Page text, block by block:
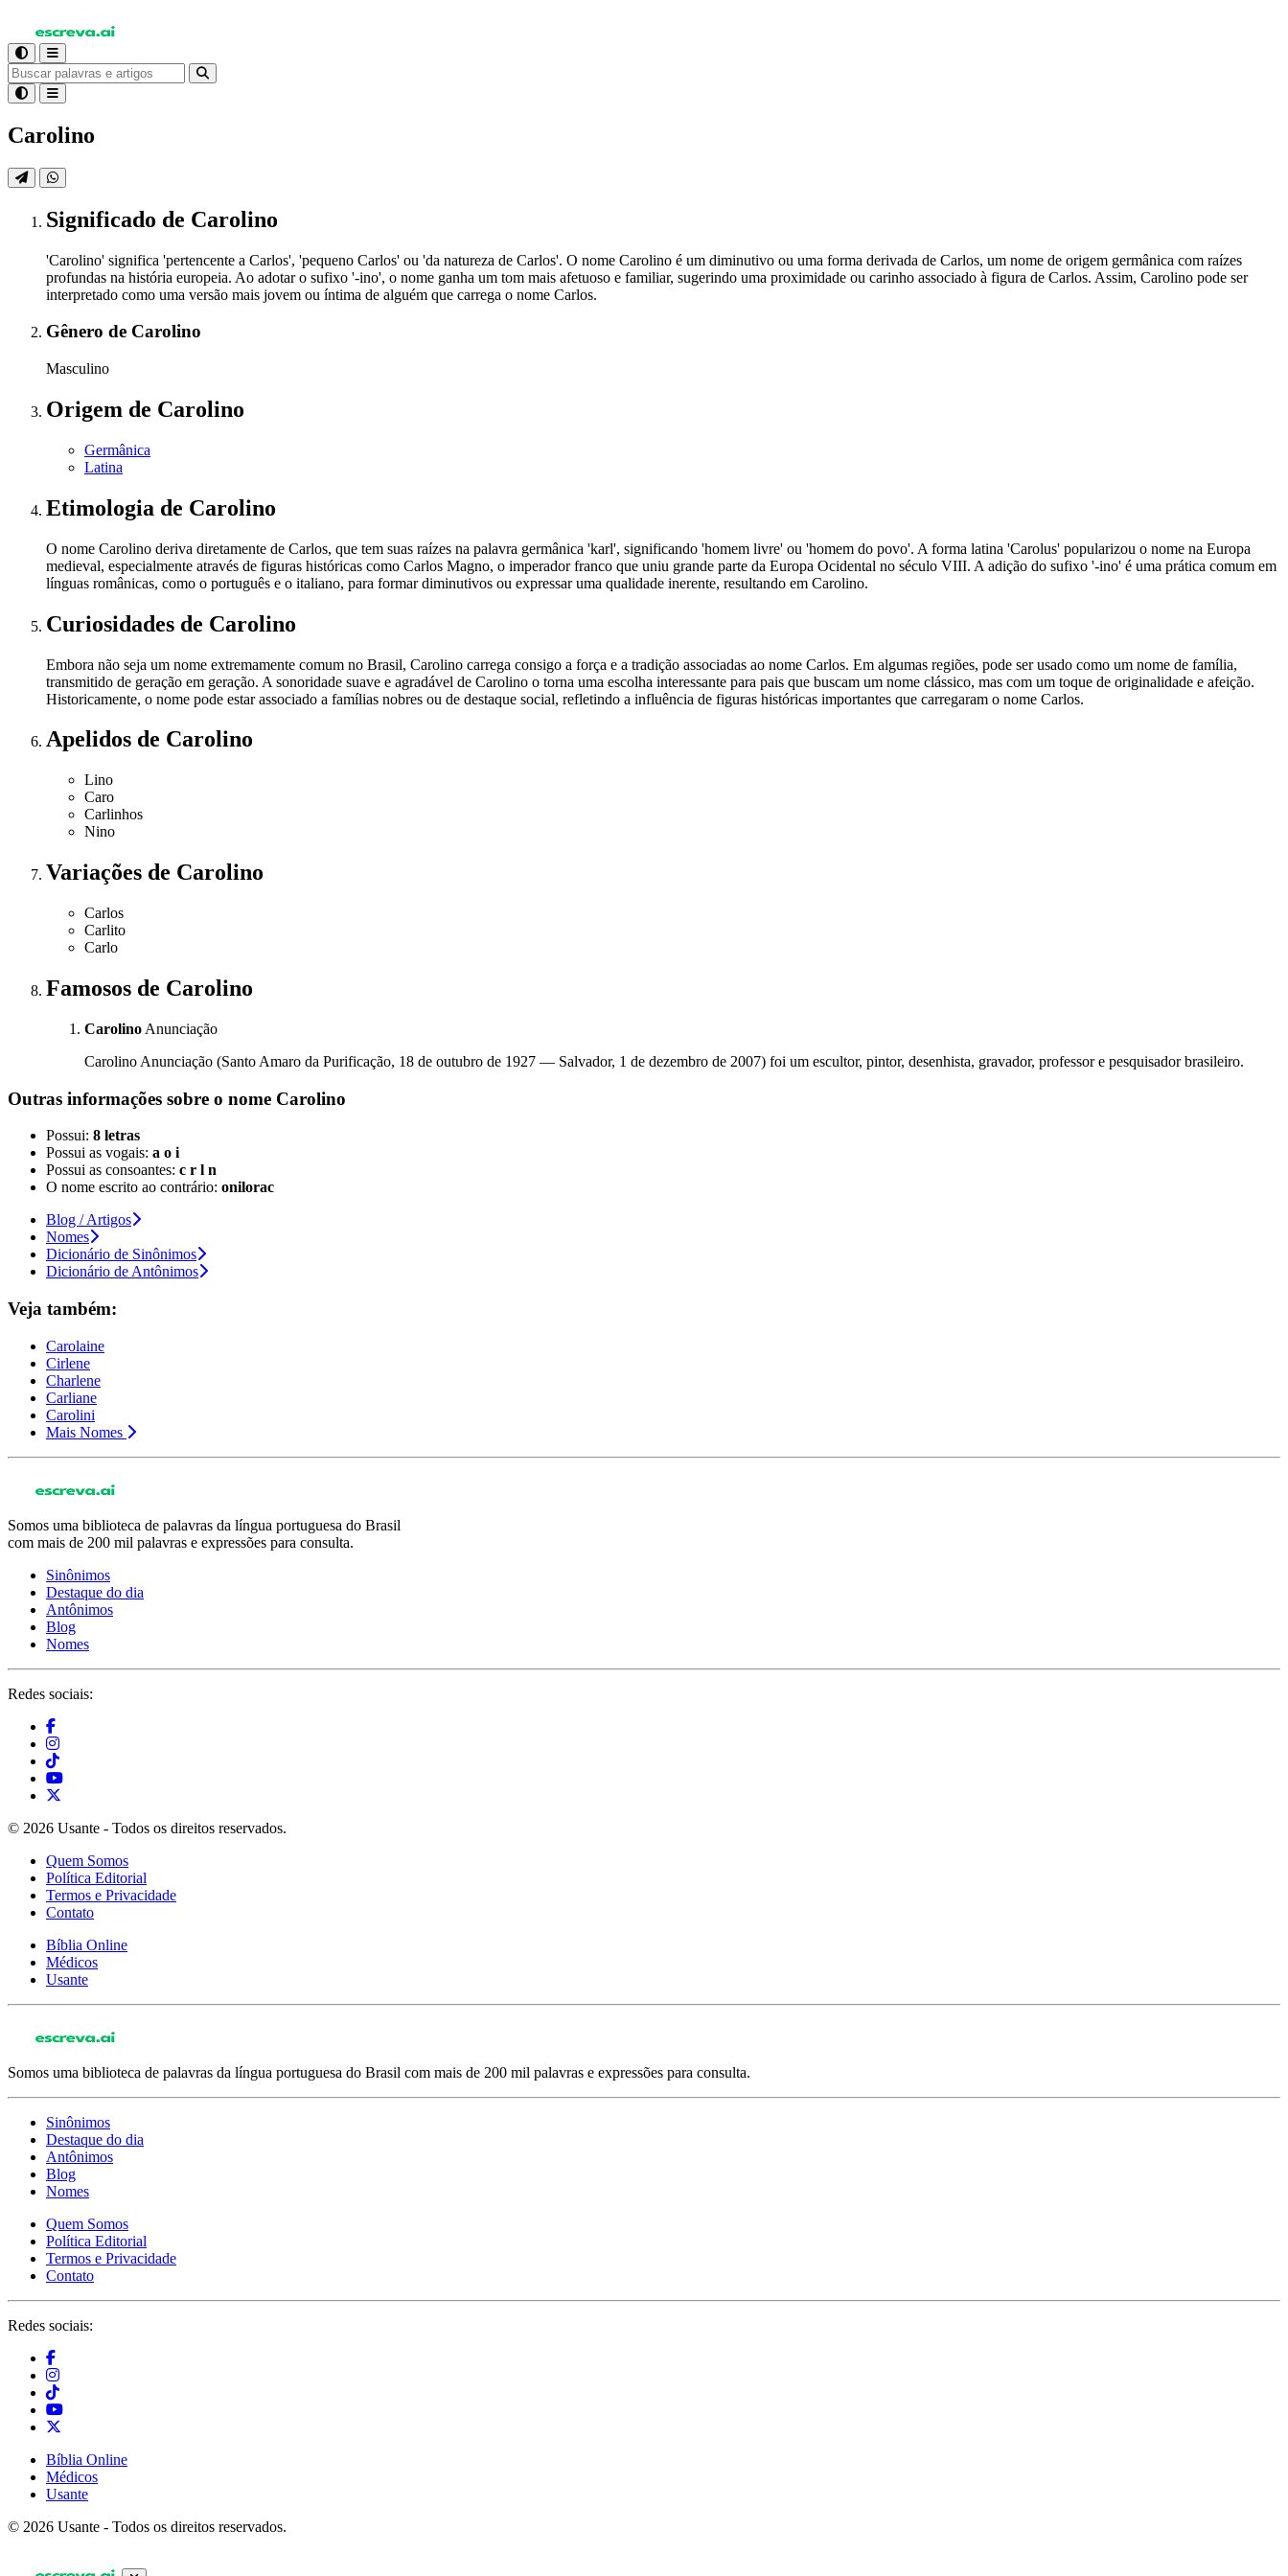
Carolino
Significado de Carolino
'Carolino' significa 'pertencente a Carlos', 'pequeno Carlos' ou 'da natureza de Carlos'. O nome Carolino é um diminutivo ou uma forma derivada de Carlos, um nome de origem germânica com raízes
profundas na história europeia. Ao adotar o sufixo '-ino', o nome ganha um tom mais afetuoso e familiar, sugerindo uma proximidade ou carinho associado à figura de Carlos. Assim, Carolino pode ser
interpretado como uma versão mais jovem ou íntima de alguém que carrega o nome Carlos.
Gênero de Carolino
Masculino
Origem de Carolino
Germânica
Latina
Etimologia de Carolino
O nome Carolino deriva diretamente de Carlos, que tem suas raízes na palavra germânica 'karl', significando 'homem livre' ou 'homem do povo'. A forma latina 'Carolus' popularizou o nome na Europa
medieval, especialmente através de figuras históricas como Carlos Magno, o imperador franco que uniu grande parte da Europa Ocidental no século VIII. A adição do sufixo '-ino' é uma prática comum em
línguas românicas, como o português e o italiano, para formar diminutivos ou expressar uma qualidade inerente, resultando em Carolino.
Curiosidades de Carolino
Embora não seja um nome extremamente comum no Brasil, Carolino carrega consigo a força e a tradição associadas ao nome Carlos. Em algumas regiões, pode ser usado como um nome de família,
transmitido de geração em geração. A sonoridade suave e agradável de Carolino o torna uma escolha interessante para pais que buscam um nome clássico, mas com um toque de originalidade e afeição.
Historicamente, o nome pode estar associado a famílias nobres ou de destaque social, refletindo a influência de figuras históricas importantes que carregaram o nome Carlos.
Apelidos de Carolino
Lino
Caro
Carlinhos
Nino
Variações de Carolino
Carlos
Carlito
Carlo
Famosos de Carolino
Carolino Anunciação
Carolino Anunciação (Santo Amaro da Purificação, 18 de outubro de 1927 — Salvador, 1 de dezembro de 2007) foi um escultor, pintor, desenhista, gravador, professor e pesquisador brasileiro.
Outras informações sobre o nome Carolino
Possui: 8 letras
Possui as vogais: a o i
Possui as consoantes: c r l n
O nome escrito ao contrário: onilorac
Blog / Artigos
Nomes
Dicionário de Sinônimos
Dicionário de Antônimos
Veja também:
Carolaine
Cirlene
Charlene
Carliane
Carolini
Mais Nomes
Somos uma biblioteca de palavras da língua portuguesa do Brasil
com mais de 200 mil palavras e expressões para consulta.
Sinônimos
Destaque do dia
Antônimos
Blog
Nomes
Redes sociais:
© 2026 Usante - Todos os direitos reservados.
Quem Somos
Política Editorial
Termos e Privacidade
Contato
Bíblia Online
Médicos
Usante
Somos uma biblioteca de palavras da língua portuguesa do Brasil com mais de 200 mil palavras e expressões para consulta.
Sinônimos
Destaque do dia
Antônimos
Blog
Nomes
Quem Somos
Política Editorial
Termos e Privacidade
Contato
Redes sociais:
Bíblia Online
Médicos
Usante
© 2026 Usante - Todos os direitos reservados.